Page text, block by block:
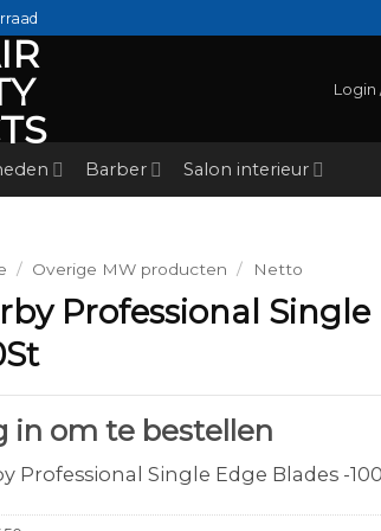
Login
Barber Salon interieur
/ Overige MW producten / Netto
Professional
in om te bestellen
Professional Single Edge Blades -